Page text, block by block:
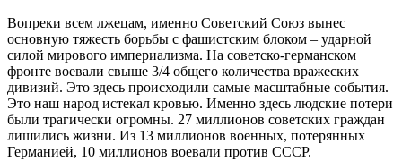
Вопреки всем лжецам, именно Советский Союз вынес
основную тяжесть борьбы с фашистским блоком – ударной
силой мирового империализма. На советско-германском
фронте воевали свыше 3/4 общего количества вражеских
дивизий. Это здесь происходили самые масштабные события.
Это наш народ истекал кровью. Именно здесь людские потери
были трагически огромны. 27 миллионов советских граждан
лишились жизни. Из 13 миллионов военных, потерянных
Германией, 10 миллионов воевали против СССР.